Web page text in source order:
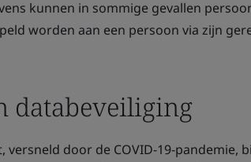
kunnen in sommige gevallen
worden aan een persoon via zijn
databeveiliging
versneld door de COVID-19-pandemie,